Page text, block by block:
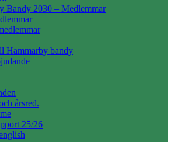
Bandy 2030 – Medlemmar
Hammarby bandy
årsred.
25/26